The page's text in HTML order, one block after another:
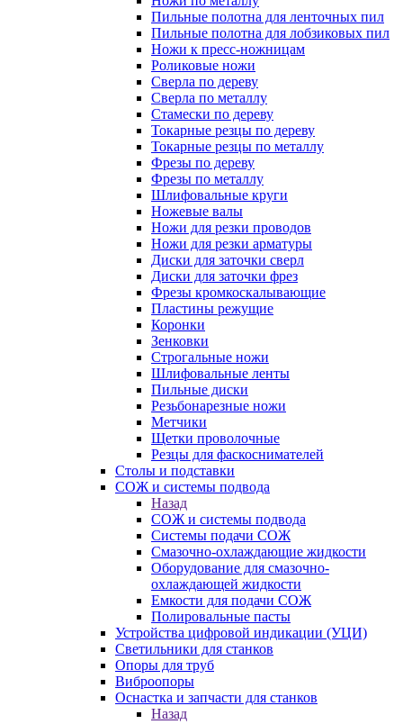
Пильные полотна для ленточных пил
Пильные полотна для лобзиковых пил
Ножи к пресс-ножницам
Роликовые ножи
Сверла по дереву
Сверла по металлу
Стамески по дереву
Токарные резцы по дереву
Токарные резцы по металлу
Фрезы по дереву
Фрезы по металлу
Шлифовальные круги
Ножевые валы
Ножи для резки проводов
Ножи для резки арматуры
Диски для заточки сверл
Диски для заточки фрез
Фрезы кромкоскалывающие
Пластины режущие
Коронки
Зенковки
Строгальные ножи
Шлифовальные ленты
Пильные диски
Резьбонарезные ножи
Метчики
Щетки проволочные
Резцы для фаскоснимателей
Столы и подставки
СОЖ и системы подвода
Назад
СОЖ и системы подвода
Системы подачи СОЖ
Смазочно-охлаждающие жидкости
Оборудование для смазочно-
охлаждающей жидкости
Емкости для подачи СОЖ
Полировальные пасты
Устройства цифровой индикации (УЦИ)
Светильники для станков
Опоры для труб
Виброопоры
Оснастка и запчасти для станков
Назад